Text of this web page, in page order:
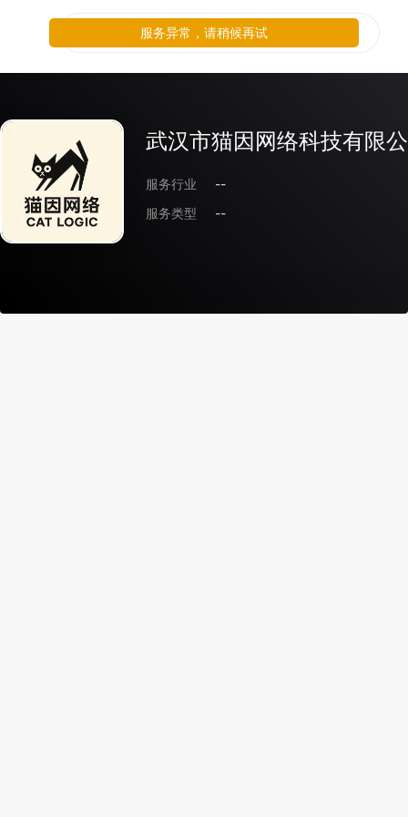
武汉市猫因网络科技有限
服务行业
--
服务类型
--
服务异常，请稍候再试